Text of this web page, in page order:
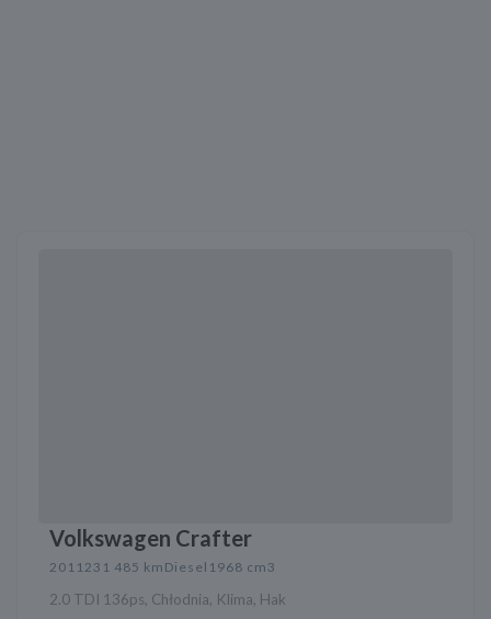
Volkswagen Crafter
2011231 485 km Diesel 1968 cm3
2.0 TDI 136ps, Chłodnia, Klima, Hak